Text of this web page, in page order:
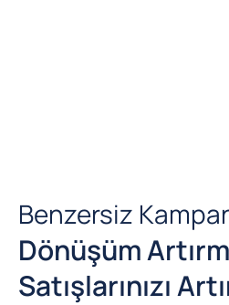
Benzersiz
Dönüşüm
Satışlarınızı